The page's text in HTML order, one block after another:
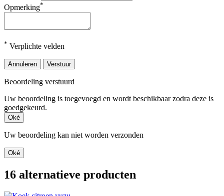
Opmerking*
* Verplichte velden
Annuleren Verstuur
Beoordeling verstuurd
Uw beoordeling is toegevoegd en wordt beschikbaar zodra deze is
goedgekeurd.
Oké
Uw beoordeling kan niet worden verzonden
Oké
16 alternatieve producten